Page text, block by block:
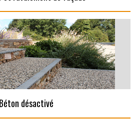
Béton désactivé